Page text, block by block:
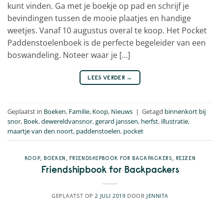
kunt vinden. Ga met je boekje op pad en schrijf je
bevindingen tussen de mooie plaatjes en handige
weetjes. Vanaf 10 augustus overal te koop. Het Pocket
Paddenstoelenboek is de perfecte begeleider van een
boswandeling. Noteer waar je […]
LEES VERDER →
Geplaatst in Boeken, Familie, Koop, Nieuws | Getagd binnenkort bij
snor, Boek,dewereldvansnor,gerard janssen, herfst, illustratie,
maartje van den noort, paddenstoelen, pocket
KOOP BOEKEN FRIENDSHIPBOOK FOR BACKPACKERS REIZEN
Friendshipbook for Backpackers
GEPLAATST OP2 JULI 2019 DOOR JENNITA